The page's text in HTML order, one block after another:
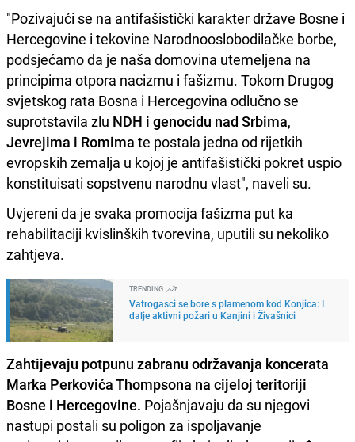
"Pozivajući se na antifašistički karakter države Bosne i
Hercegovine i tekovine Narodnooslobodilačke borbe,
podsjećamo da je naša domovina utemeljena na
principima otpora nacizmu i fašizmu. Tokom Drugog
svjetskog rata Bosna i Hercegovina odlučno se
suprotstavila zlu NDH i genocidu nad Srbima,
Jevrejima i Romima te postala jedna od rijetkih
evropskih zemalja u kojoj je antifašistički pokret uspio
konstituisati sopstvenu narodnu vlast", naveli su.
Uvjereni da je svaka promocija fašizma put ka
rehabilitaciji kvislinških tvorevina, uputili su nekoliko
zahtjeva.
TRENDING
Vatrogasci se bore s plamenom kod Konjica: I
dalje aktivni požari u Kanjini i Živašnici
Zahtijevaju potpunu zabranu održavanja koncerata
Marka Perkovića Thompsona na cijeloj teritoriji
Bosne i Hercegovine. Pojašnjavaju da su njegovi
nastupi postali su poligon za ispoljavanje